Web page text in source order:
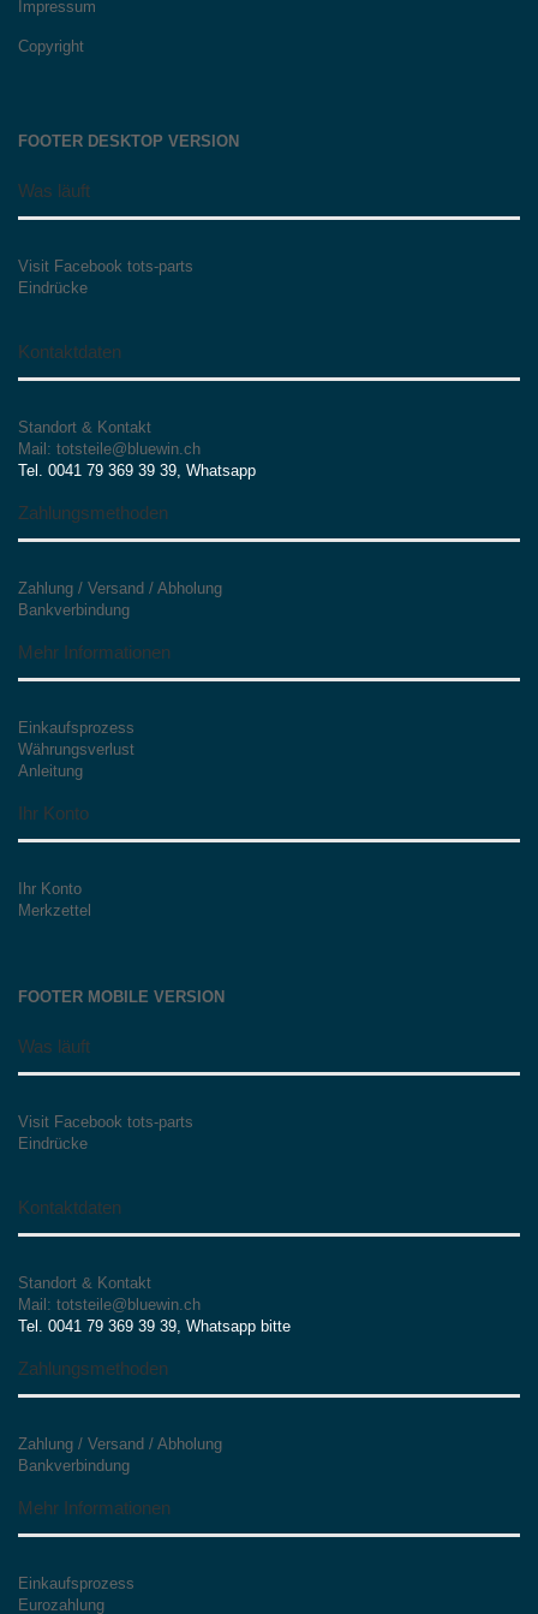
Impressum
Copyright
FOOTER DESKTOP VERSION
Was läuft
Visit Facebook tots-parts
Eindrücke
Kontaktdaten
Standort & Kontakt
Mail: totsteile@bluewin.ch
Tel. 0041 79 369 39 39, Whatsapp
Zahlungsmethoden
Zahlung / Versand / Abholung
Bankverbindung
Mehr Informationen
Einkaufsprozess
Währungsverlust
Anleitung
Ihr Konto
Ihr Konto
Merkzettel
FOOTER MOBILE VERSION
Was läuft
Visit Facebook tots-parts
Eindrücke
Kontaktdaten
Standort & Kontakt
Mail: totsteile@bluewin.ch
Tel. 0041 79 369 39 39, Whatsapp bitte
Zahlungsmethoden
Zahlung / Versand / Abholung
Bankverbindung
Mehr Informationen
Einkaufsprozess
Eurozahlung